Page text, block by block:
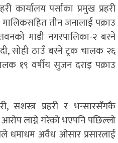
कार्यालय पर्साका प्रमुख प्रहरी
तीन जनालाई पक्राउ
माडी नगरपालिका-२ बस्ने
सोही ठाउँ बस्ने ट्रक चालक २६
१९ वर्षीय सुजन दराइ पक्राउ
सशस्त्र प्रहरी र भन्सारसँगकै
लाग्ने गरेको भएपनि पछिल्लो
धमाधम अवैध ओसार प्रसारलाई